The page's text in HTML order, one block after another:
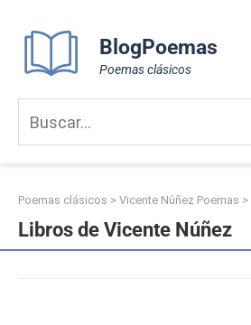
content
BlogPoemas
Poemas clásicos
Poemas clásicos > Vicente Núñez Poemas >
Libros de Vicente Núñez